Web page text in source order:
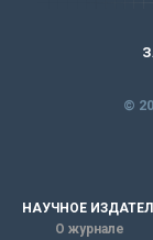
©
НАУЧНОЕ
О журнале